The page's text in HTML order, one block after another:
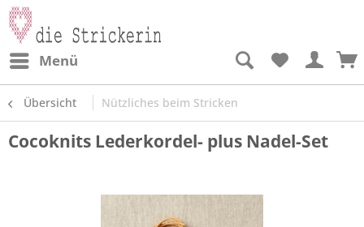
Menü
Übersicht Nützliches beim Stricken
Cocoknits Lederkordel- plus Nadel-Set